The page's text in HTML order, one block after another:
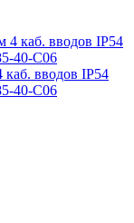
вводов IP54
40-C06